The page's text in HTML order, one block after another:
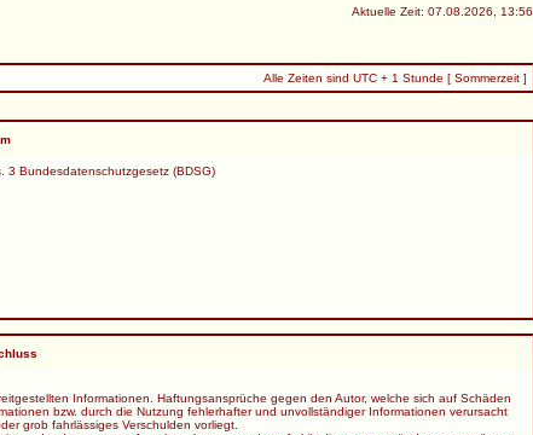
Aktuelle Zeit: 07.08.2026, 13:56
Alle Zeiten sind UTC + 1 Stunde [ Sommerzeit ]
3 Bundesdatenschutzgesetz (BDSG)
Informationen. Haftungsansprüche gegen den Autor, welche sich auf Schäden
bzw. durch die Nutzung fehlerhafter und unvollständiger Informationen verursacht
grob fahrlässiges Verschulden vorliegt.